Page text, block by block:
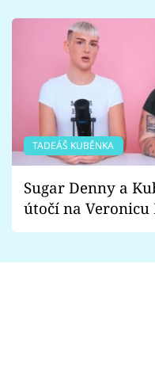
TADEÁŠ KUBĚNKA
Sugar Denny a
útočí na Veronicu
Proč je podle nich